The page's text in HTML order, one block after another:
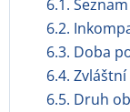
6.1.
6.2.
6.3. Doba
6.4.
6.5. Druh